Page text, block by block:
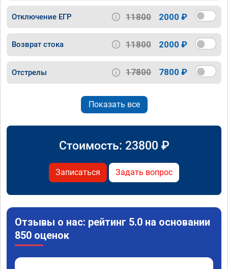
Отключение ЕГР 11800 2000 ₽
Возврат стока 11800 2000 ₽
Отстрелы 17800 7800 ₽
Показать все
Стоимость: 23800 ₽
Записаться Задать вопрос
Отзывы о нас: рейтинг 5.0 на основании
850 оценок